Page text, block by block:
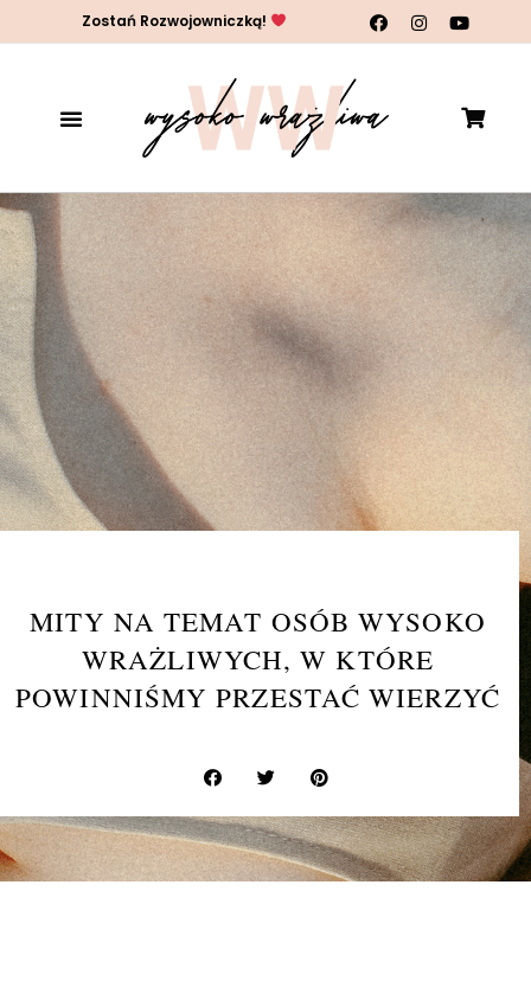
Zostań Rozwojowniczką!
MITY NA TEMAT OSÓB WYSOKO
WRAŻLIWYCH, W KTÓRE
POWINNIŚMY PRZESTAĆ WIERZYĆ